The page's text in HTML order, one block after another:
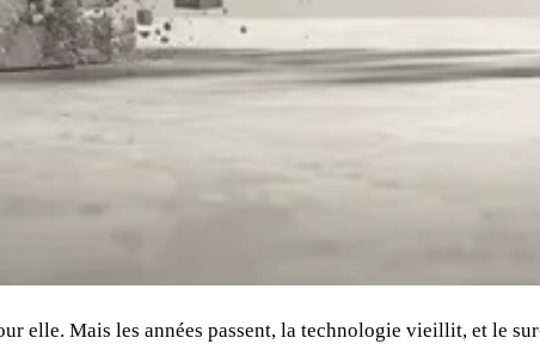
elle. Mais les années passent, la technologie vieillit, et le